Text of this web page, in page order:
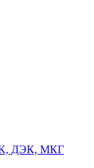
ДЭК, МКГ